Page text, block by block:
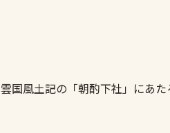
風土記の「朝酌下社」にあ